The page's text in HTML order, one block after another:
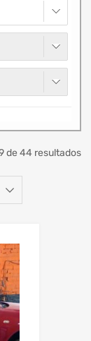
de 44 resultados